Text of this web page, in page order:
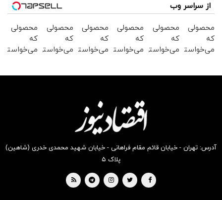
از سراسر وب
محصولی
که
می‌خواستی
محصولی
که
می‌خواستی
محصولی
که
می‌خواستی
بخر !
محصولی
که
می‌خواستی
بخر !
محصولی
که
می‌خواستی
محصولی
که
می‌خواستی
آدرس: تهران - خیابان قائم مقام فراهانی - خیابان شهید محمدی خدری (شاهین)
پلاک ۵